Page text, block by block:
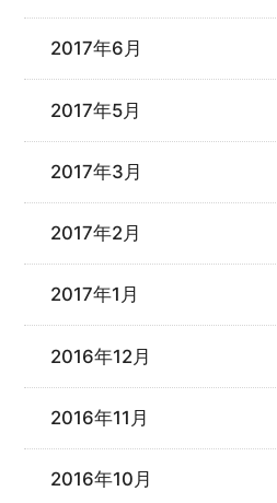
2017年6月
2017年5月
2017年3月
2017年2月
2017年1月
2016年12月
2016年11月
2016年10月